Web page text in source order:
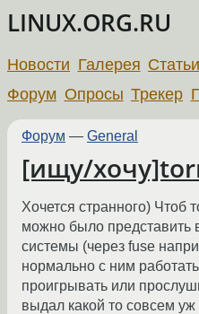
LINUX.ORG.RU
Новости Галерея Статьи
Форум Опросы Трекер
Форум — General
[ищу/
Хочется странного) Чтоб
можно было представить
системы (через fuse
нормально с ним
проигрывать или
выдал какой то совсем